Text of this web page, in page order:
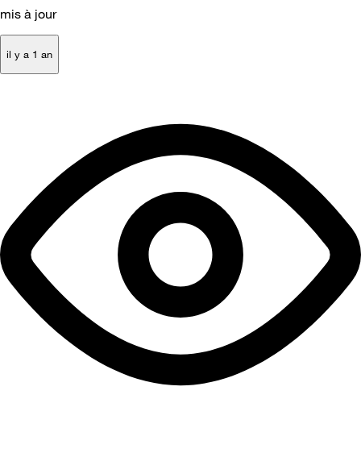
mis à jour
il y a 1 an